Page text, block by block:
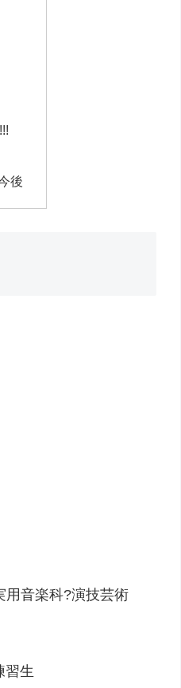
後
用音楽科?演技芸術
習生